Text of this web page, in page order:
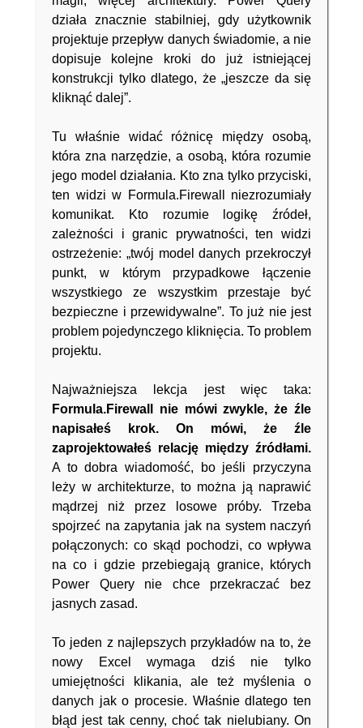
działa znacznie stabilniej, gdy użytkownik
projektuje przepływ danych świadomie, a nie
dopisuje kolejne kroki do już istniejącej
konstrukcji tylko dlatego, że „jeszcze da się
kliknąć dalej”.
Tu właśnie widać różnicę między osobą,
która zna narzędzie, a osobą, która rozumie
jego model działania. Kto zna tylko przyciski,
ten widzi w Formula.Firewall niezrozumiały
komunikat. Kto rozumie logikę źródeł,
zależności i granic prywatności, ten widzi
ostrzeżenie: „twój model danych przekroczył
punkt, w którym przypadkowe łączenie
wszystkiego ze wszystkim przestaje być
bezpieczne i przewidywalne”. To już nie jest
problem pojedynczego kliknięcia. To problem
projektu.
Najważniejsza lekcja jest więc taka:
Formula.Firewall nie mówi zwykle, że źle
napisałeś krok. On mówi, że źle
zaprojektowałeś relację między źródłami.
A to dobra wiadomość, bo jeśli przyczyna
leży w architekturze, to można ją naprawić
mądrzej niż przez losowe próby. Trzeba
spojrzeć na zapytania jak na system naczyń
połączonych: co skąd pochodzi, co wpływa
na co i gdzie przebiegają granice, których
Power Query nie chce przekraczać bez
jasnych zasad.
To jeden z najlepszych przykładów na to, że
nowy Excel wymaga dziś nie tylko
umiejętności klikania, ale też myślenia o
danych jak o procesie. Właśnie dlatego ten
błąd jest tak cenny, choć tak nielubiany. On